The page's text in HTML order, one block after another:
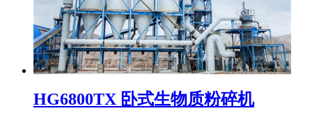
HG6800TX 卧式生物质粉碎机